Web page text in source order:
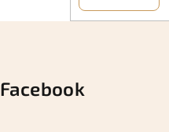
Facebook